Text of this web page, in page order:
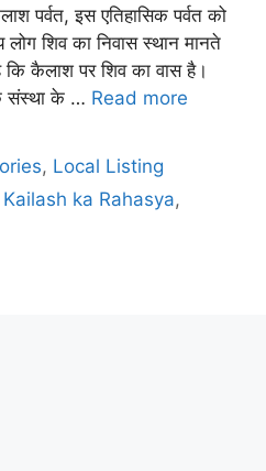
पर्वत, इस एतिहासिक पर्वत को
शिव का निवास स्थान मानते
कि कैलाश पर शिव का वास है।
संस्था के … Read more
, Local Listing
Kailash ka Rahasya,